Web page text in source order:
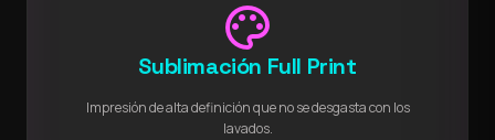
palette
Sublimación Full Print
Impresión de alta definición que no se desgasta con los
lavados.